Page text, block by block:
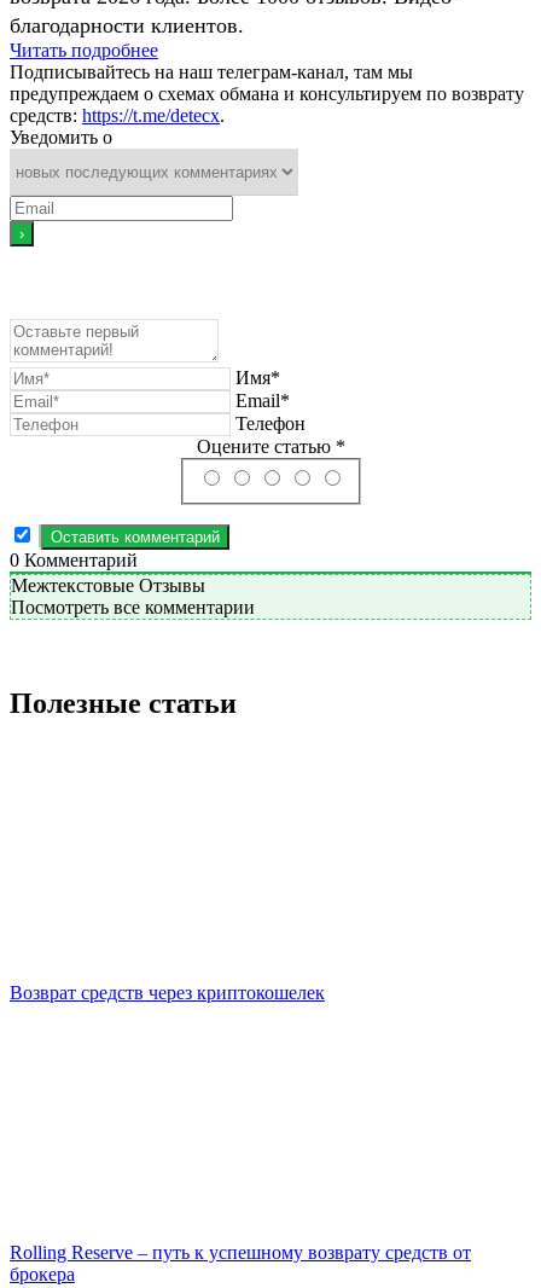
благодарности клиентов.
Читать подробнее
Подписывайтесь на наш телеграм-канал, там мы
предупреждаем о схемах обмана и консультируем по возврату
средств: https://t.me/detecx.
Уведомить о
Имя*
Email*
Телефон
Оцените статью *
0 Комментарий
Межтекстовые Отзывы
Посмотреть все комментарии
Полезные статьи
Возврат средств через криптокошелек
Rolling Reserve – путь к успешному возврату средств от
брокера